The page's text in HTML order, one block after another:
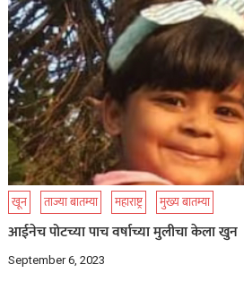
खून ताज्या बातम्या महाराष्ट्र मुख्य बातम्या
आईनेच पोटच्या पाच वर्षाच्या मुलीचा केला खुन
September 6, 2023